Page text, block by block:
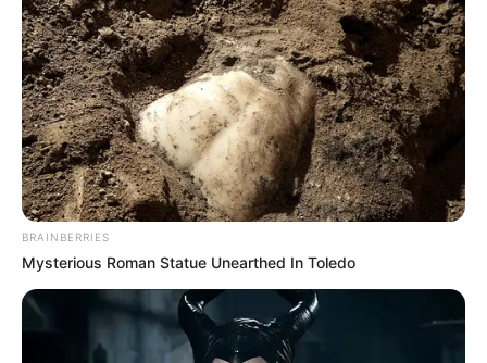
Mute
Good Form(2018).
Setelah itu, ia menjalankan bisnisnya sendiri berupa ekstensi
rambut bernama KYCHE Extensions.
BRAINBERRIES
Mysterious Roman Statue Unearthed In Toledo